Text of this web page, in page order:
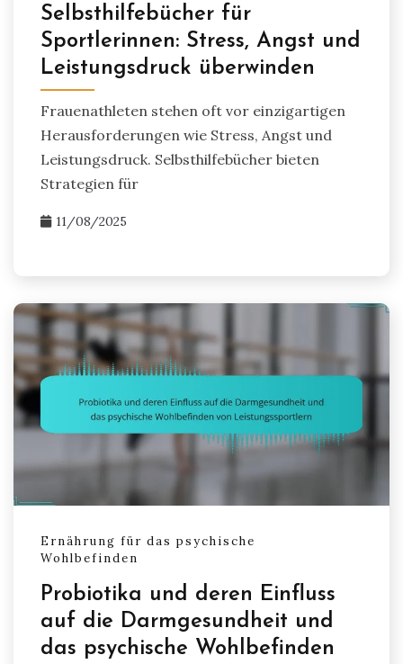
Selbsthilfebücher für
Sportlerinnen: Stress, Angst und
Leistungsdruck überwinden
Frauenathleten stehen oft vor einzigartigen
Herausforderungen wie Stress, Angst und
Leistungsdruck. Selbsthilfebücher bieten
Strategien für
11/08/2025
Ernährung für das psychische
Wohlbefinden
Probiotika und deren Einfluss
auf die Darmgesundheit und
das psychische Wohlbefinden